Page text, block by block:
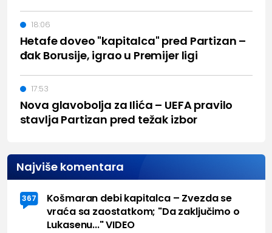
Hetafe doveo "kapitalca" pred Partizan –
đak Borusije, igrao u Premijer ligi
18:06
Nova glavobolja za Ilića – UEFA pravilo
stavlja Partizan pred težak izbor
17:53
Najviše komentara
367
Košmaran debi kapitalca – Zvezda se
vraća sa zaostatkom; "Da zaključimo o
Lukasenu..." VIDEO